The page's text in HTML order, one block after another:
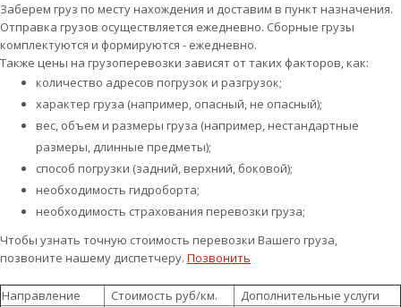
Заберем груз по месту нахождения и доставим в пункт назначения.
Отправка грузов осуществляется ежедневно. Сборные грузы
комплектуются и формируются - ежедневно.
Также цены на грузоперевозки зависят от таких факторов, как:
количество адресов погрузок и разгрузок;
характер груза (например, опасный, не опасный);
вес, объем и размеры груза (например, нестандартные
размеры, длинные предметы);
способ погрузки (задний, верхний, боковой);
необходимость гидроборта;
необходимость страхования перевозки груза;
Чтобы узнать точную стоимость перевозки Вашего груза,
позвоните нашему диспетчеру. Позвонить
Направление Стоимость руб/км.
Дополнительные услуги